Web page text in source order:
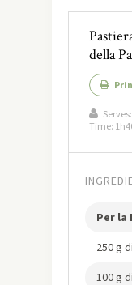
della
Serves:
Time:
Per la
250 g
100 g